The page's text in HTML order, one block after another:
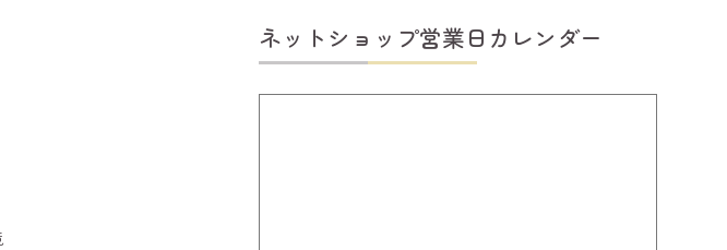
ネットショップ営業日カレンダー